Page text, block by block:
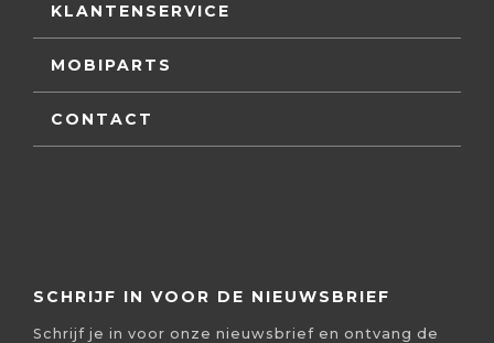
KLANTENSERVICE
MOBIPARTS
CONTACT
SCHRIJF IN VOOR DE NIEUWSBRIEF
Schrijf je in voor onze nieuwsbrief en ontvang de